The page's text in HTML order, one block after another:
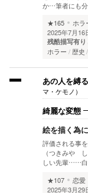
か…筆者にも
★165
ホラ
2025年7月16
残酷描写有り
ホラー 歴史
あの人を縛
マ・ケモノ）
綺麗な変態
絵を描く為
評価される事
（つきみや
しい先輩……
★107
恋愛
2025年3月29